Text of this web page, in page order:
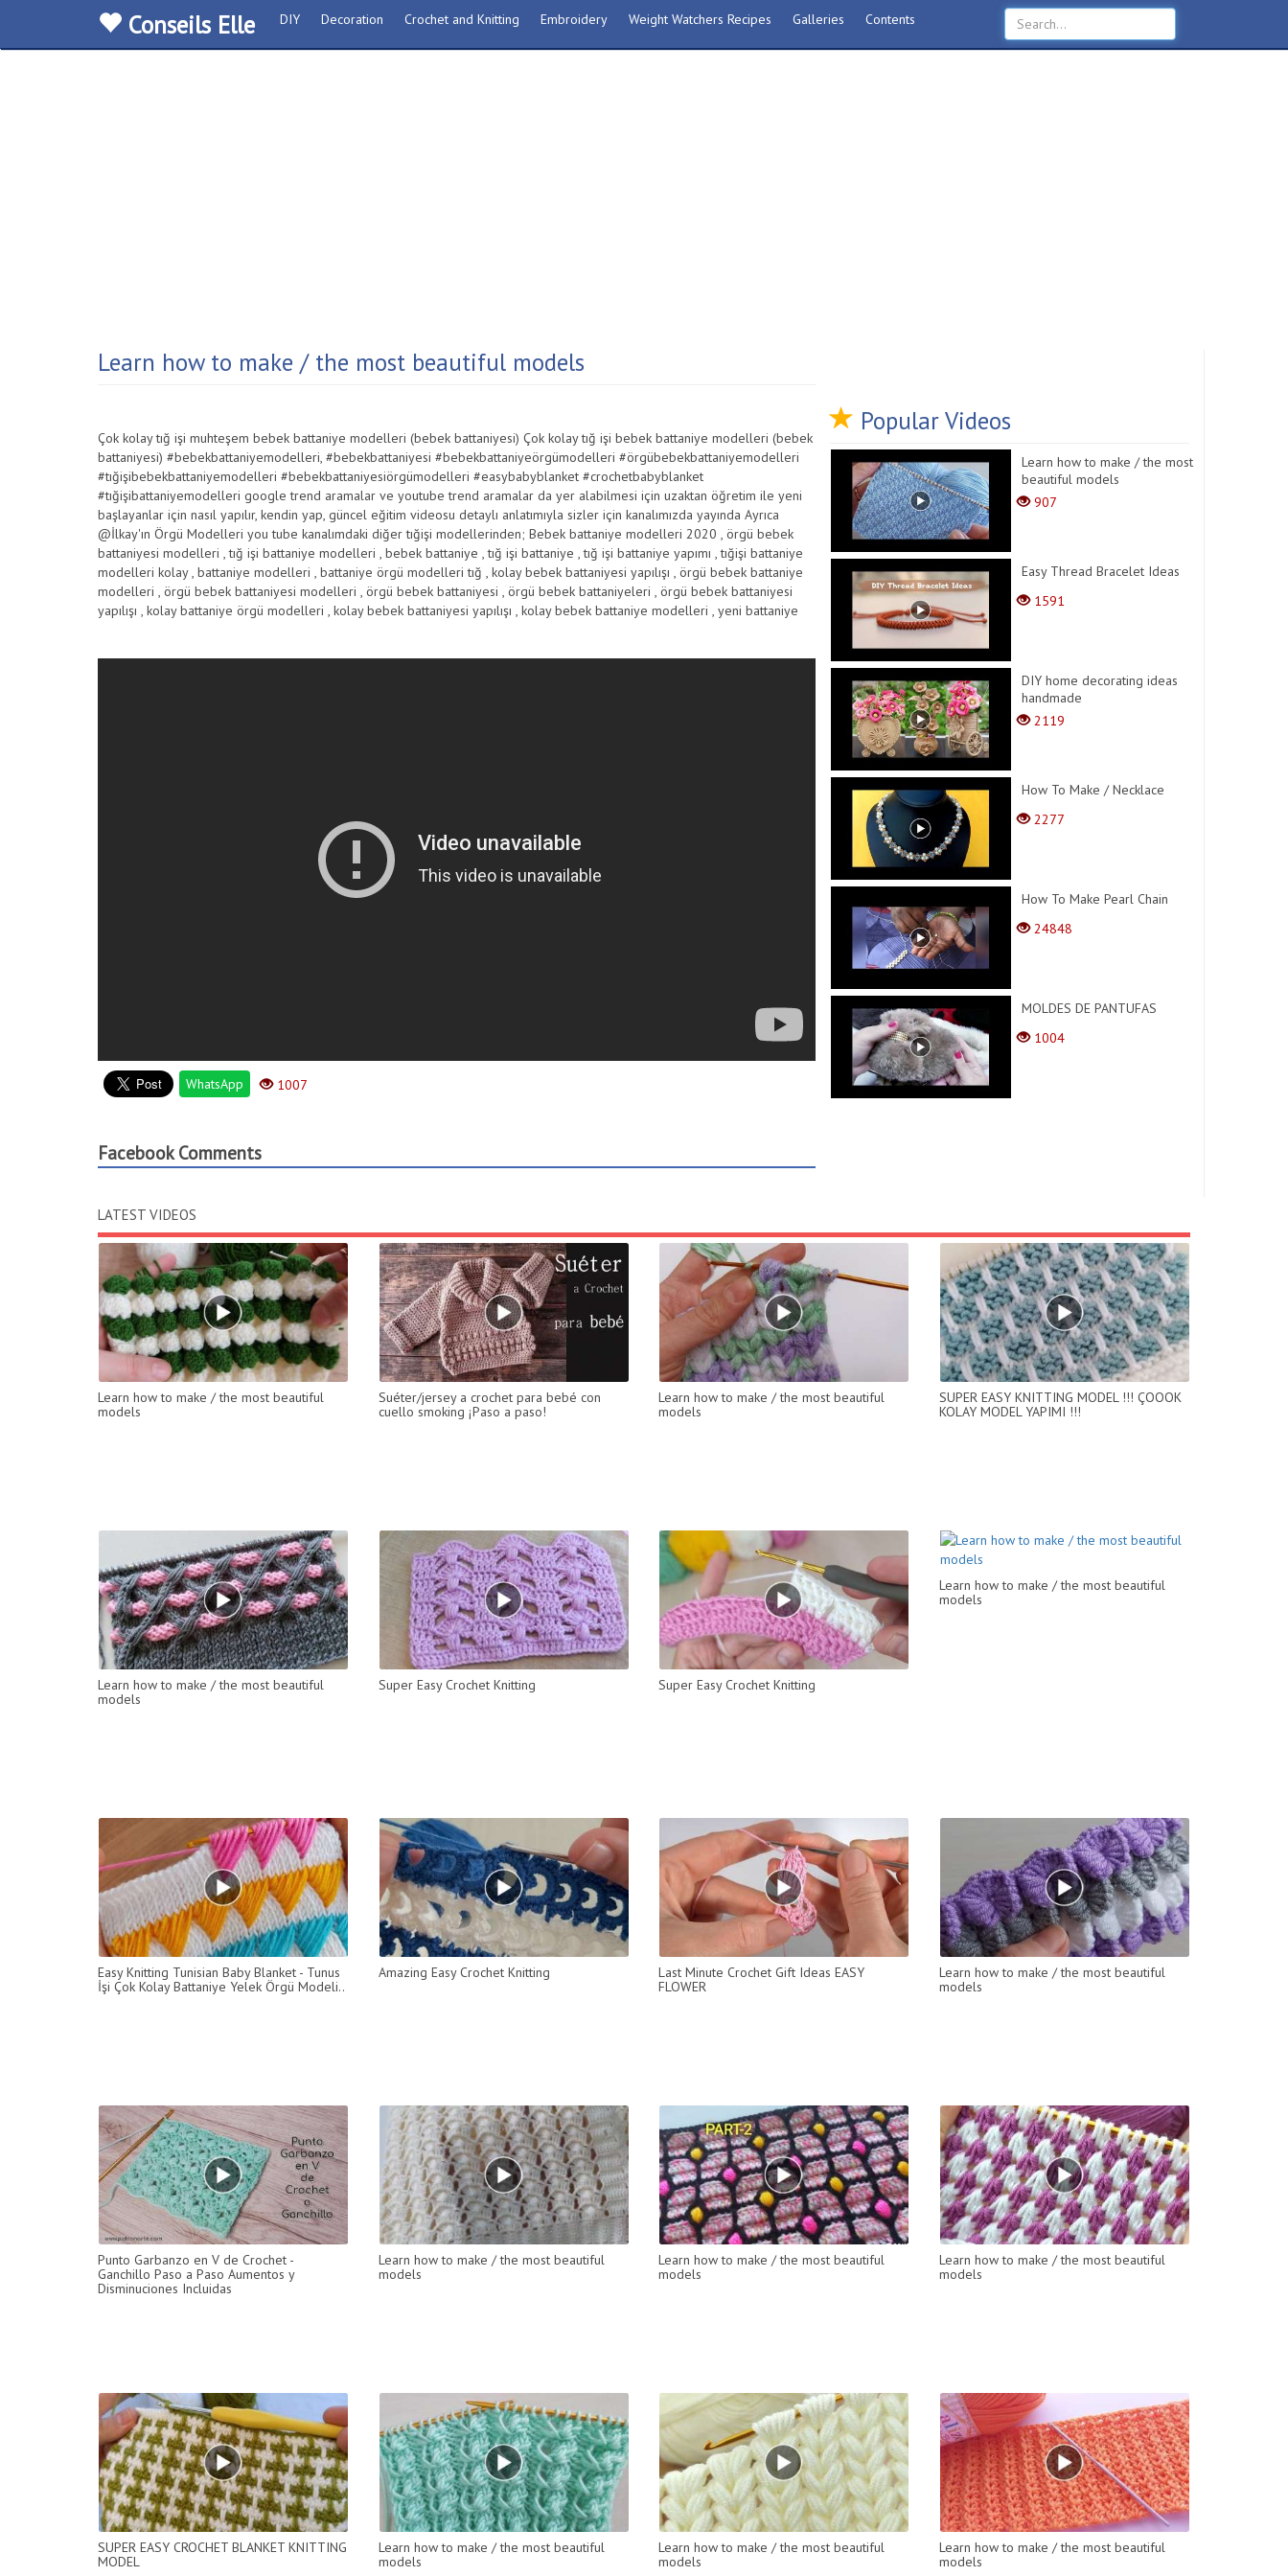
Conseils Elle DIY Decoration Crochet and Knitting Embroidery Weight Watchers Recipes Galleries Contents
Learn how to make / the most beautiful models
Çok kolay tığ işi muhteşem bebek battaniye modelleri (bebek battaniyesi) Çok kolay tığ işi bebek battaniye modelleri (bebek
battaniyesi) #bebekbattaniyemodelleri, #bebekbattaniyesi #bebekbattaniyeörgümodelleri #örgübebekbattaniyemodelleri
#tığişibebekbattaniyemodelleri #bebekbattaniyesiörgümodelleri #easybabyblanket #crochetbabyblanket
#tığişibattaniyemodelleri google trend aramalar ve youtube trend aramalar da yer alabilmesi için uzaktan öğretim ile yeni
başlayanlar için nasıl yapılır, kendin yap, güncel eğitim videosu detaylı anlatımıyla sizler için kanalımızda yayında Ayrıca
@İlkay'ın Örgü Modelleri you tube kanalımdaki diğer tığişi modellerinden; Bebek battaniye modelleri 2020 , örgü bebek
battaniyesi modelleri , tığ işi battaniye modelleri , bebek battaniye , tığ işi battaniye , tığ işi battaniye yapımı , tığişi battaniye
modelleri kolay , battaniye modelleri , battaniye örgü modelleri tığ , kolay bebek battaniyesi yapılışı , örgü bebek battaniye
modelleri , örgü bebek battaniyesi modelleri , örgü bebek battaniyesi , örgü bebek battaniyeleri , örgü bebek battaniyesi
yapılışı , kolay battaniye örgü modelleri , kolay bebek battaniyesi yapılışı , kolay bebek battaniye modelleri , yeni battaniye
crochet blanket baby , crochet blanket pattern , crochet blanket for beginners , baby blanket crochet , baby blanket knitting ,
baby blankets , baby blanket crochet patterns , beginner crochet , beginner crochet blanket , beginner crochet baby blanket ,
beginner crochet stitches , beginner crochet tutorial , easy crochet blanket , easy baby blanket , easy baby blanket crochet ,
easy baby blanket knitting , easy baby blanket pattern , knitting baby blanket , knitting baby blanket patterns , knitting baby
blanket for beginners , tunisian , tunusian crochet , crochet , tunusian pattern , tunucia , tunisian patterns , tunisian pattern ,
https://www.youtube.com/results?
WhatsApp
1007
Facebook Comments
Popular Videos
Learn how to make / the most
beautiful models
907
Easy Thread Bracelet Ideas
1591
DIY home decorating ideas
handmade
2119
How To Make / Necklace
2277
How To Make Pearl Chain
24848
MOLDES DE PANTUFAS
1004
LATEST VIDEOS
Learn how to make / the most beautiful
models
Suéter/jersey a crochet para bebé con
cuello smoking ¡Paso a paso!
Learn how to make / the most beautiful
models
SUPER EASY KNITTING MODEL !!! ÇOOOK
KOLAY MODEL YAPIMI !!!
Learn how to make / the most beautiful
models
Super Easy Crochet Knitting Super Easy Crochet Knitting
Learn how to make / the most beautiful
models
Easy Knitting Tunisian Baby Blanket - Tunus
İşi Çok Kolay Battaniye Yelek Örgü Modeli..
Amazing Easy Crochet Knitting
Last Minute Crochet Gift Ideas EASY
FLOWER
Learn how to make / the most beautiful
models
Punto Garbanzo en V de Crochet -
Ganchillo Paso a Paso Aumentos y
Disminuciones Incluidas
Learn how to make / the most beautiful
models
Learn how to make / the most beautiful
models
Learn how to make / the most beautiful
models
SUPER EASY CROCHET BLANKET KNITTING
MODEL
Learn how to make / the most beautiful
models
Learn how to make / the most beautiful
models
Learn how to make / the most beautiful
models